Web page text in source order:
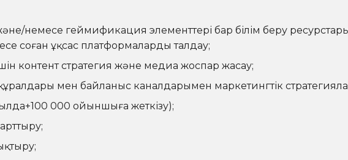
немесе геймификация элементтері бар білім беру
соған ұқсас платформаларды талдау;
контент стратегия және медиа жоспар жасау;
мен байланыс каналдарымен маркетингтік
000 ойыншыға жеткізу);